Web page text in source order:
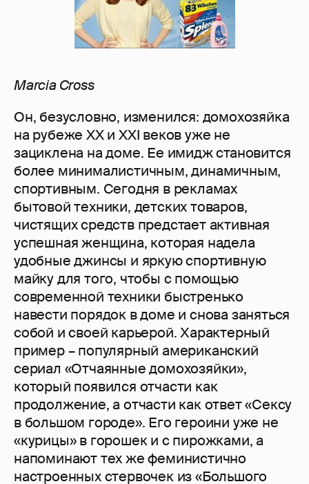
Marcia Cross
Он, безусловно, изменился: домохозяйка
на рубеже XX и XXI веков уже не
зациклена на доме. Ее имидж становится
более минималистичным, динамичным,
спортивным. Сегодня в рекламах
бытовой техники, детских товаров,
чистящих средств предстает активная
успешная женщина, которая надела
удобные джинсы и яркую спортивную
майку для того, чтобы с помощью
современной техники быстренько
навести порядок в доме и снова заняться
собой и своей карьерой. Характерный
пример – популярный американский
сериал «Отчаянные домохозяйки»,
который появился отчасти как
продолжение, а отчасти как ответ «Сексу
в большом городе». Его героини уже не
«курицы» в горошек и с пирожками, а
напоминают тех же феминистично
настроенных стервочек из «Большого